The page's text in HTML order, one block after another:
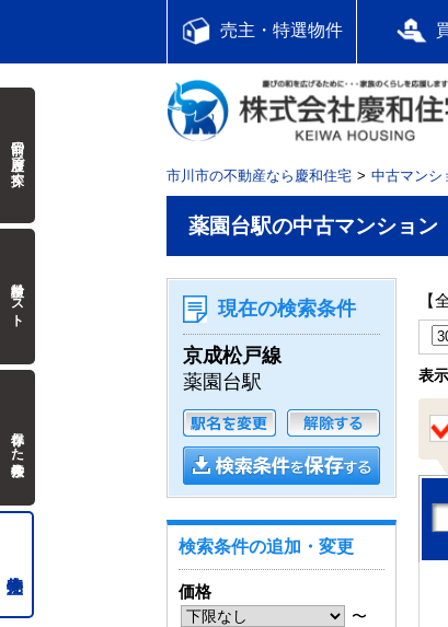
売主・特選物件
市川市の不動産なら慶和住宅 中古マンシ
薬園台駅の中古マンション
【
表
現在の検索条件
京成松戸線
薬園台駅
検索条件の追加・変更
価格
〜
前回の履歴で探す
検討中リスト
保存した検索条件